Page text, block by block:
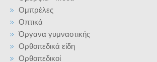
Ομπρέλες
Οπτικά
Όργανα γυμναστικής
Ορθοπεδικά είδη
Ορθοπεδικοί